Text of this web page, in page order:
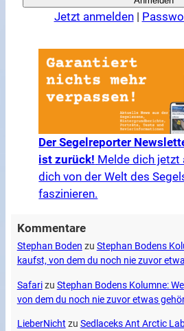
Jetzt anmelden|
Der Segelreporter
ist zurück! Melde dich jetzt
dich von der Welt des
faszinieren.
Kommentare
Stephan Boden zu Stephan Bodens
kaufst, von dem du noch nie zuvor
Safarizu Stephan Bodens Kolumne:
von dem du noch nie zuvor etwas
LieberNicht zu Sedlaceks Ant Arctic